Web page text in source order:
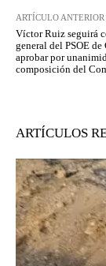
ARTÍCULO ANTERIOR
Víctor Ruiz seguirá
general del PSOE
aprobar por
composición del
ARTÍCULOS